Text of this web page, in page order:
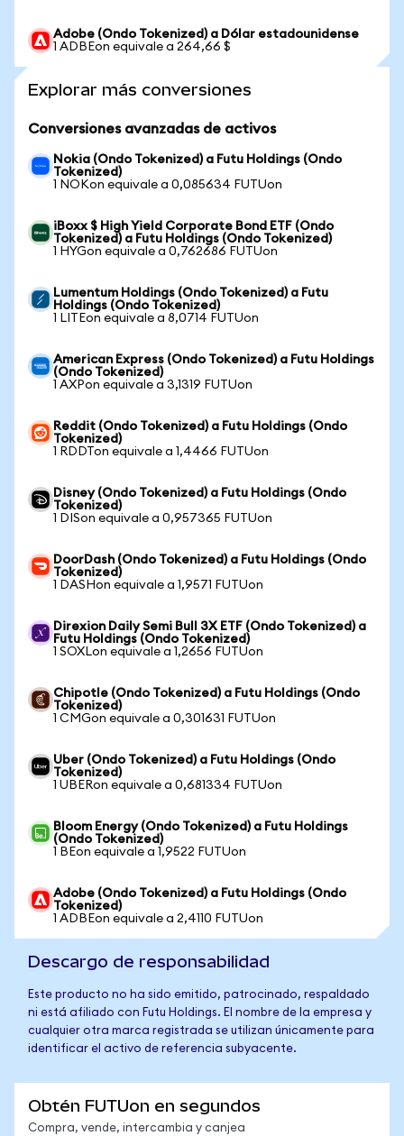
Adobe (Ondo Tokenized) a Dólar estadounidense
1 ADBEon equivale a 264,66 $
Explorar más conversiones
Conversiones avanzadas de activos
Nokia (Ondo Tokenized) a Futu Holdings (Ondo
Tokenized)
1 NOKon equivale a 0,085634 FUTUon
iBoxx $ High Yield Corporate Bond ETF (Ondo
Tokenized) a Futu Holdings (Ondo Tokenized)
1 HYGon equivale a 0,762686 FUTUon
Lumentum Holdings (Ondo Tokenized) a Futu
Holdings (Ondo Tokenized)
1 LITEon equivale a 8,0714 FUTUon
American Express (Ondo Tokenized) a Futu Holdings
(Ondo Tokenized)
1 AXPon equivale a 3,1319 FUTUon
Reddit (Ondo Tokenized) a Futu Holdings (Ondo
Tokenized)
1 RDDTon equivale a 1,4466 FUTUon
Disney (Ondo Tokenized) a Futu Holdings (Ondo
Tokenized)
1 DISon equivale a 0,957365 FUTUon
DoorDash (Ondo Tokenized) a Futu Holdings (Ondo
Tokenized)
1 DASHon equivale a 1,9571 FUTUon
Direxion Daily Semi Bull 3X ETF (Ondo Tokenized) a
Futu Holdings (Ondo Tokenized)
1 SOXLon equivale a 1,2656 FUTUon
Chipotle (Ondo Tokenized) a Futu Holdings (Ondo
Tokenized)
1 CMGon equivale a 0,301631 FUTUon
Uber (Ondo Tokenized) a Futu Holdings (Ondo
Tokenized)
1 UBERon equivale a 0,681334 FUTUon
Bloom Energy (Ondo Tokenized) a Futu Holdings
(Ondo Tokenized)
1 BEon equivale a 1,9522 FUTUon
Adobe (Ondo Tokenized) a Futu Holdings (Ondo
Tokenized)
1 ADBEon equivale a 2,4110 FUTUon
Descargo de responsabilidad
Este producto no ha sido emitido, patrocinado, respaldado
ni está afiliado con Futu Holdings. El nombre de la empresa y
cualquier otra marca registrada se utilizan únicamente para
identificar el activo de referencia subyacente.
Obtén FUTUon en segundos
Compra, vende, intercambia y canjea